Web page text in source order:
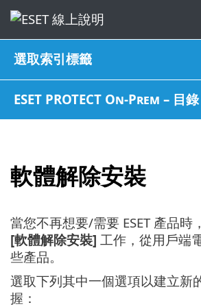
選取索引標籤
ESET PROTECT On-Prem – 目錄
軟體解除安裝
當您不再想要/需要 ESET 產品時
[軟體解除安裝] 工作，從用戶端
些產品。
選取下列其中一個選項以建立新
握：